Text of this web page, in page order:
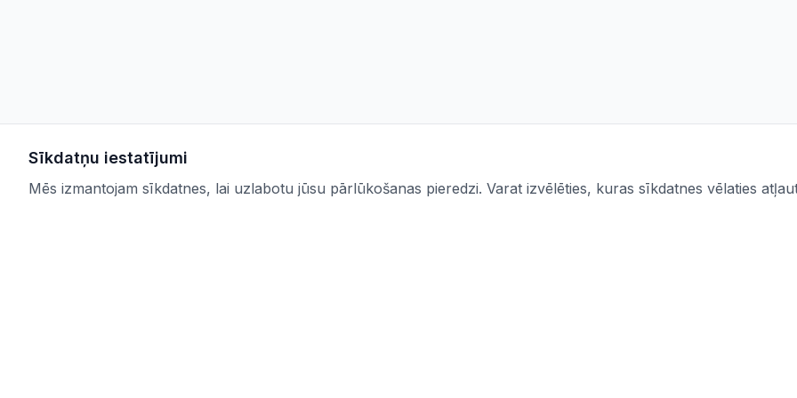
Sīkdatņu iestatījumi
Mēs izmantojam sīkdatnes, lai uzlabotu jūsu pārlūkošanas pieredzi. Varat izvēlēties, kuras sīkdatnes vēlaties